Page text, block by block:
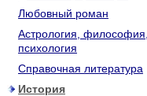
Любовный роман
Астрология, философия,
психология
Справочная литература
История